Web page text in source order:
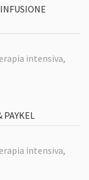
intensiva,
PAYKEL
intensiva,